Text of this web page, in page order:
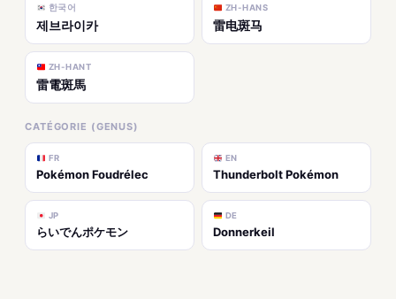
한국어
제브라이카
ZH-HANS
雷电斑马
ZH-HANT
雷電斑馬
CATÉGORIE (GENUS)
FR
Pokémon Foudrélec
EN
Thunderbolt Pokémon
JP
らいでんポケモン
DE
Donnerkeil